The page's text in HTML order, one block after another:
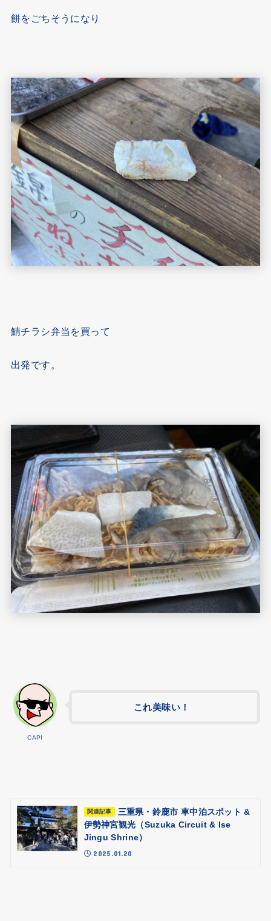
餅をごちそうになり
鯖チラシ弁当を買って
出発です。
CAPI
これ美味い！
関連記事
三重県・鈴鹿市 車中泊スポット &
伊勢神宮観光（Suzuka Circuit & Ise
Jingu Shrine）
2025.01.20